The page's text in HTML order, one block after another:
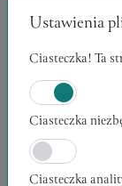
Ustawienia
Ciasteczka! Ta
Ciasteczka
Ciasteczka